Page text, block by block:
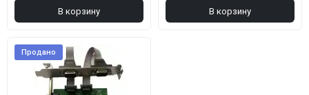
В корзину В корзину
Продано